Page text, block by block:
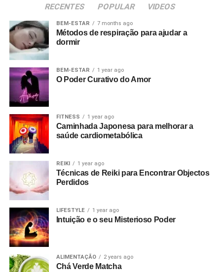
RECENTES POPULAR VIDEOS
BEM-ESTAR 7 months ago
Métodos de respiração para ajudar a
dormir
BEM-ESTAR 1 year ago
O Poder Curativo do Amor
FITNESS 1 year ago
Caminhada Japonesa para melhorar a
saúde cardiometabólica
REIKI 1 year ago
Técnicas de Reiki para Encontrar Objectos
Perdidos
LIFESTYLE 1 year ago
Intuição e o seu Misterioso Poder
ALIMENTAÇÃO 2 years ago
Chá Verde Matcha